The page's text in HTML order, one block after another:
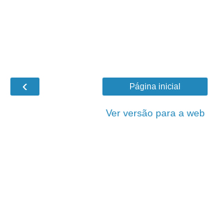
‹ Página inicial
Ver versão para a web